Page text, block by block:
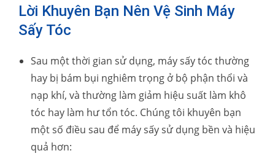
Lời Khuyên Bạn Nên Vệ Sinh Máy
Sấy Tóc
Sau một thời gian sử dụng, máy sấy tóc thường
hay bị bám bụi nghiêm trọng ở bộ phận thổi và
nạp khí, và thường làm giảm hiệu suất làm khô
tóc hay làm hư tổn tóc. Chúng tôi khuyên bạn
một số điều sau để máy sấy sử dụng bền và hiệu
quả hơn: